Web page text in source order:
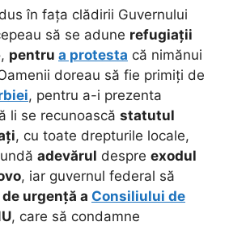
în fața clădirii Guvernului
să se adune refugiații
pentru a protesta că nimănui
doreau să fie primiți de
, pentru a-i prezenta
li se recunoască statutul
, cu toate drepturile locale,
adevărul despre exodul
, iar guvernul federal să
urgență a Consiliului de
, care să condamne